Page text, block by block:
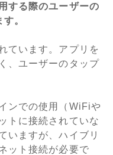
する際のユーザーの
。
ています。アプリを
、ユーザーのタップ
ンでの使用（WiFiや
トに接続されていな
いますが、ハイブリ
ット接続が必要で